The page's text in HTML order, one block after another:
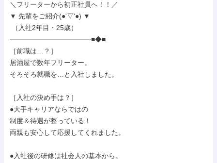
＼フリーターから初正社員へ！！／
▼ 先輩をご紹介(●'▽'●) ▼
━━━━━━━━━━━━■◆■
［前職は…？］
居酒屋で数年フリーター。
そろそろ就職を…と入社しました。
［入社の決め手は？］
●大手キャリアならではの
制度＆待遇が整っている！
両親も安心して応援してくれました。
●入社後の研修は社会人の基本から。